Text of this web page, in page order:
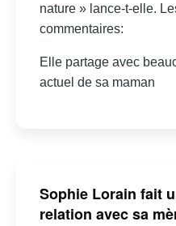
nature » lance-t-elle.
commentaires:
Elle partage avec
actuel de sa maman
Sophie Lorain fait
relation avec sa